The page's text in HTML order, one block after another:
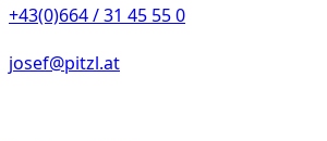
+43(0)664 / 31 45 55 0
josef@pitzl.at